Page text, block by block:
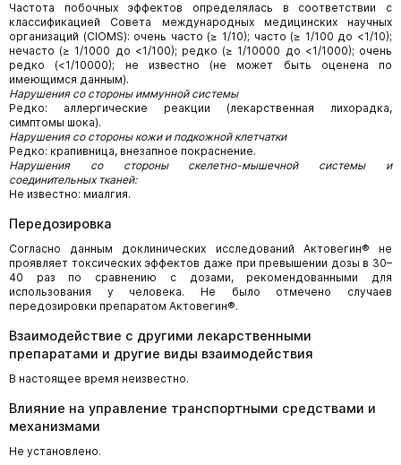
Частота побочных эффектов определялась в соответствии с
классификацией Совета международных медицинских научных
организаций (CIOMS): очень часто (≥ 1/10); часто (≥ 1/100 до <1/10);
нечасто (≥ 1/1000 до <1/100); редко (≥ 1/10000 до <1/1000); очень
редко (<1/10000); не известно (не может быть оценена по
имеющимся данным).
Нарушения со стороны иммунной системы
Редко: аллергические реакции (лекарственная лихорадка,
симптомы шока).
Нарушения со стороны кожи и подкожной клетчатки
Редко: крапивница, внезапное покраснение.
Нарушения со стороны скелетно-мышечной системы и
соединительных тканей:
Не известно: миалгия.
Передозировка
Согласно данным доклинических исследований Актовегин® не
проявляет токсических эффектов даже при превышении дозы в 30–
40 раз по сравнению с дозами, рекомендованными для
использования у человека. Не было отмечено случаев
передозировки препаратом Актовегин®.
Взаимодействие с другими лекарственными
препаратами и другие виды взаимодействия
В настоящее время неизвестно.
Влияние на управление транспортными средствами и
механизмами
Не установлено.